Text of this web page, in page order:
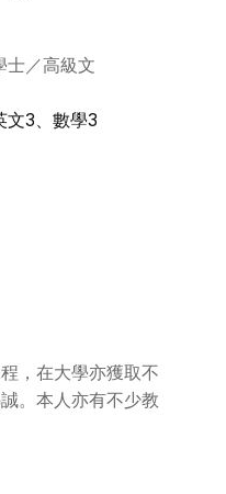
士／高級文
文3、數學3
，在大學亦獲取不
。本人亦有不少教